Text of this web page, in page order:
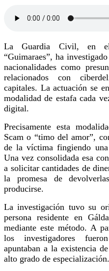
La Guardia Civil, en
“Guimaraes”, ha
nacionalidades como
relacionados con
capitales. La actuación se
modalidad de estafa cada
digital.
Precisamente esta
Scam o “timo del amor”,
de la víctima fingiendo una
Una vez consolidada esa
a solicitar cantidades de
la promesa de
producirse.
La investigación tuvo su
persona residente en
mediante este método. A
los investigadores
apuntaban a la existencia
alto grado de especialización.